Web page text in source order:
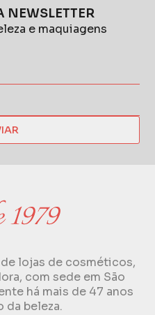
NEWSLETTER
e maquiagens
lojas de cosméticos,
com sede em São
há mais de 47 anos
da beleza.